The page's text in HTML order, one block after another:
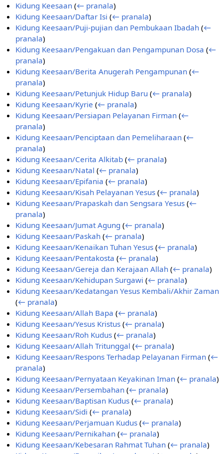
Kidung Keesaan (← pranala)
Kidung Keesaan/Daftar Isi (← pranala)
Kidung Keesaan/Puji-pujian dan Pembukaan Ibadah (←
pranala)
Kidung Keesaan/Pengakuan dan Pengampunan Dosa (←
pranala)
Kidung Keesaan/Berita Anugerah Pengampunan (←
pranala)
Kidung Keesaan/Petunjuk Hidup Baru (← pranala)
Kidung Keesaan/Kyrie (← pranala)
Kidung Keesaan/Persiapan Pelayanan Firman (←
pranala)
Kidung Keesaan/Penciptaan dan Pemeliharaan (←
pranala)
Kidung Keesaan/Cerita Alkitab (← pranala)
Kidung Keesaan/Natal (← pranala)
Kidung Keesaan/Epifania (← pranala)
Kidung Keesaan/Kisah Pelayanan Yesus (← pranala)
Kidung Keesaan/Prapaskah dan Sengsara Yesus (←
pranala)
Kidung Keesaan/Jumat Agung (← pranala)
Kidung Keesaan/Paskah (← pranala)
Kidung Keesaan/Kenaikan Tuhan Yesus (← pranala)
Kidung Keesaan/Pentakosta (← pranala)
Kidung Keesaan/Gereja dan Kerajaan Allah (← pranala)
Kidung Keesaan/Kehidupan Surgawi (← pranala)
Kidung Keesaan/Kedatangan Yesus Kembali/Akhir Zaman
(← pranala)
Kidung Keesaan/Allah Bapa (← pranala)
Kidung Keesaan/Yesus Kristus (← pranala)
Kidung Keesaan/Roh Kudus (← pranala)
Kidung Keesaan/Allah Tritunggal (← pranala)
Kidung Keesaan/Respons Terhadap Pelayanan Firman (←
pranala)
Kidung Keesaan/Pernyataan Keyakinan Iman (← pranala)
Kidung Keesaan/Persembahan (← pranala)
Kidung Keesaan/Baptisan Kudus (← pranala)
Kidung Keesaan/Sidi (← pranala)
Kidung Keesaan/Perjamuan Kudus (← pranala)
Kidung Keesaan/Pernikahan (← pranala)
Kidung Keesaan/Kebesaran Rahmat Tuhan (← pranala)